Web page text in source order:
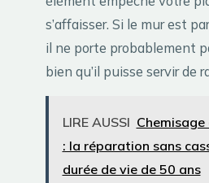
s’affaisser. Si le mur est
il ne porte probablement
bien qu’il puisse servir de
LIRE AUSSI
: la réparation sans
durée de vie de 50 ans